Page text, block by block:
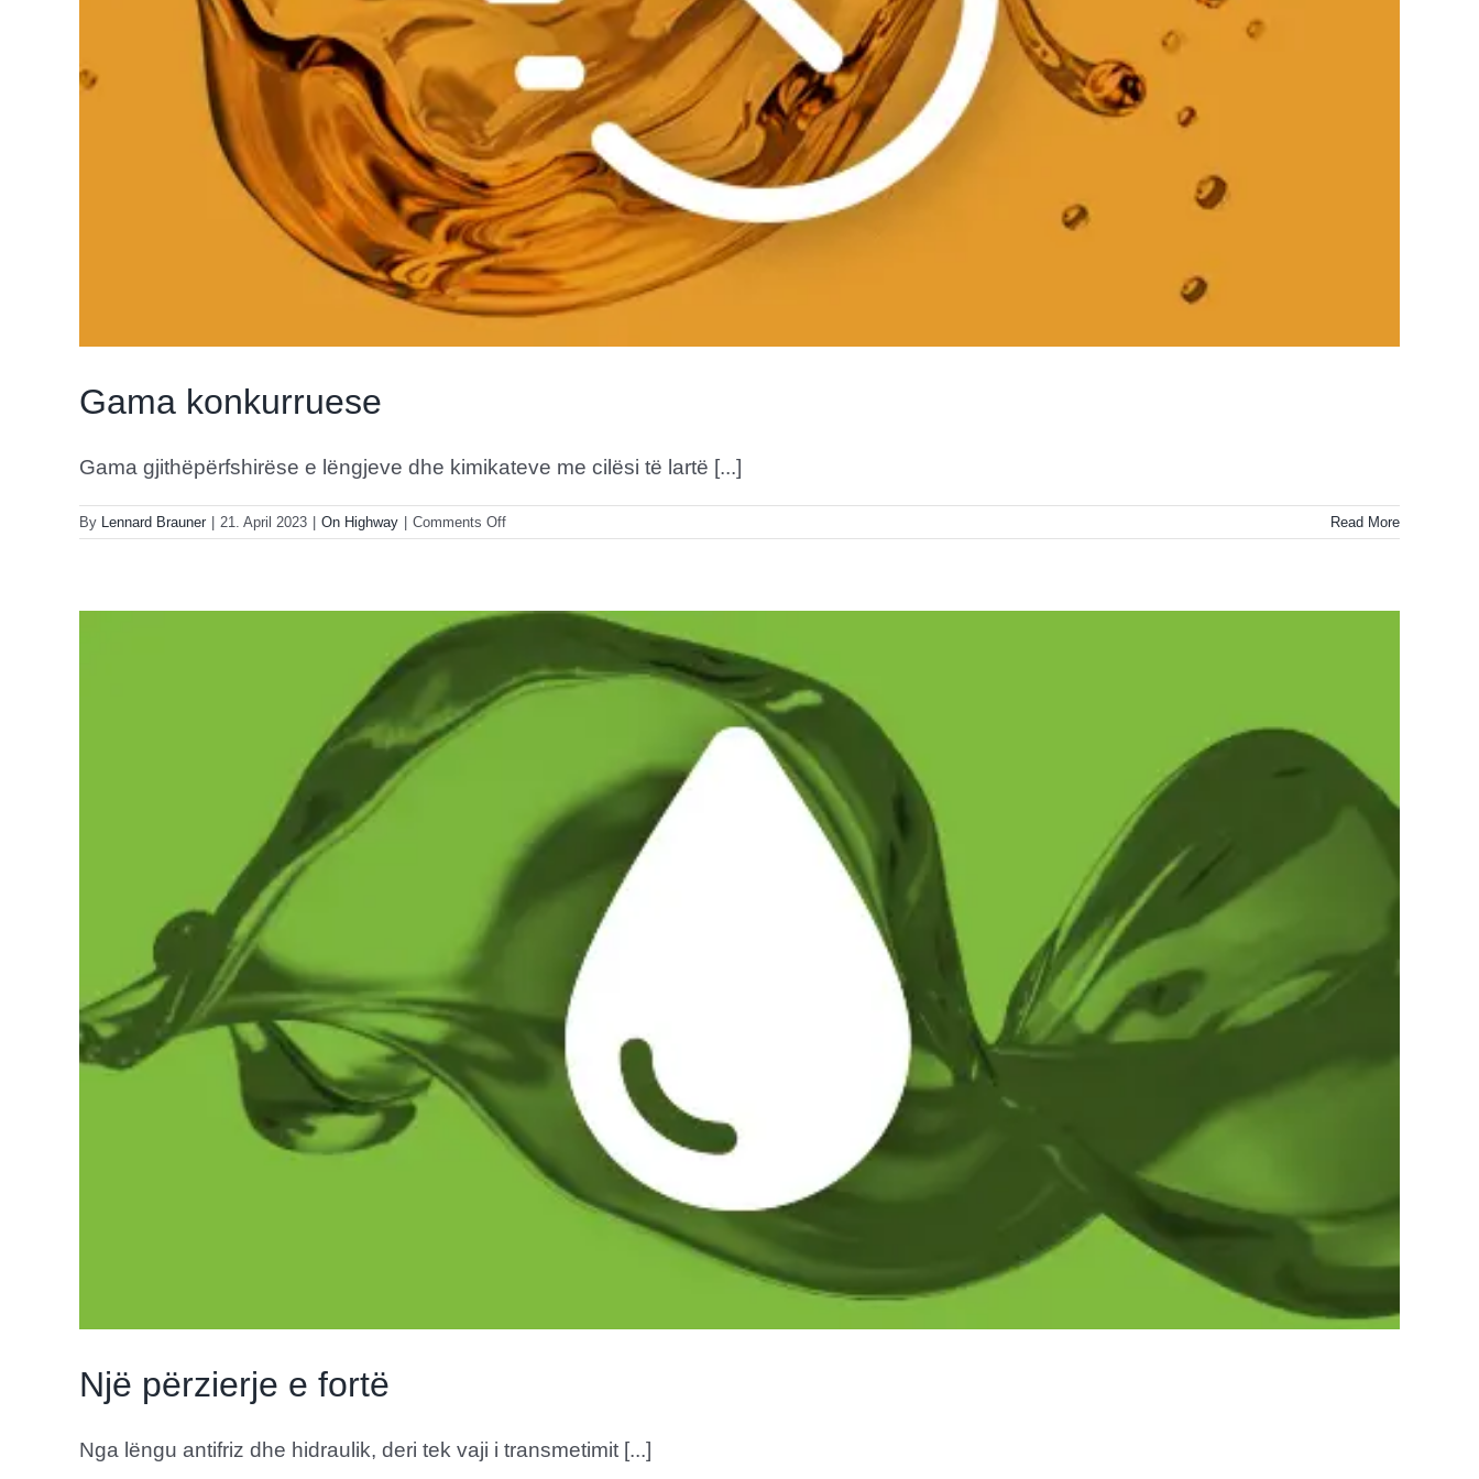
Gama konkurruese
Gama gjithëpërfshirëse e lëngjeve dhe kimikateve me cilësi të lartë [...]
By Lennard Brauner 21. April 2023 On Highway Comments Offon
Gama
Read More
Një përzierje e fortë
Nga lëngu antifriz dhe hidraulik, deri tek vaji i transmetimit [...]